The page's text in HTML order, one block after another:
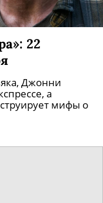
22
Джонни
а
мифы о